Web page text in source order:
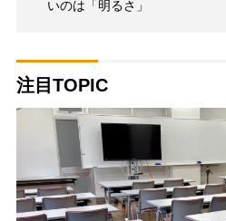
いのは「明るさ」
注目TOPIC